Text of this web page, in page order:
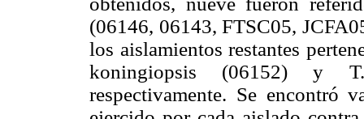
(06146, 06143, FTSC05,
los aislamientos restantes
koningiopsis (06152) y T.
respectivamente. Se